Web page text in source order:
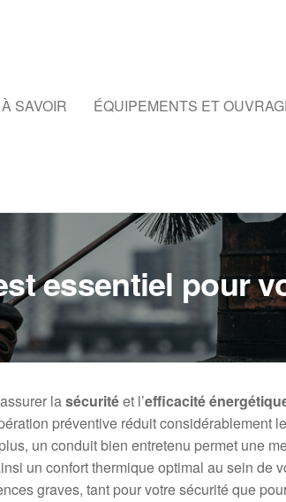
SAVOIR ÉQUIPEMENTS ET
essentiel pour
lasécuritéet l’efficacité
préventive réduit considérablement
un conduit bien entretenu permet une
un confort thermique optimal au sein de
graves, tant pour votre sécurité que